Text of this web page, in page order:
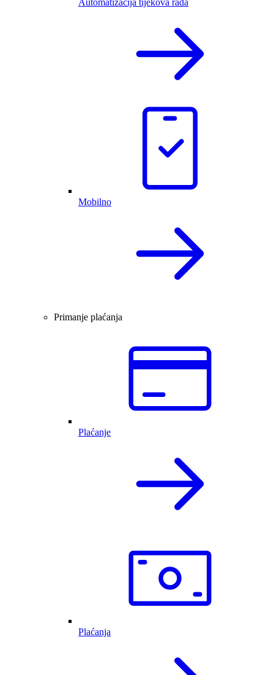
Automatizacija tijekova rada
Mobilno
Primanje plaćanja
Plaćanje
Plaćanja